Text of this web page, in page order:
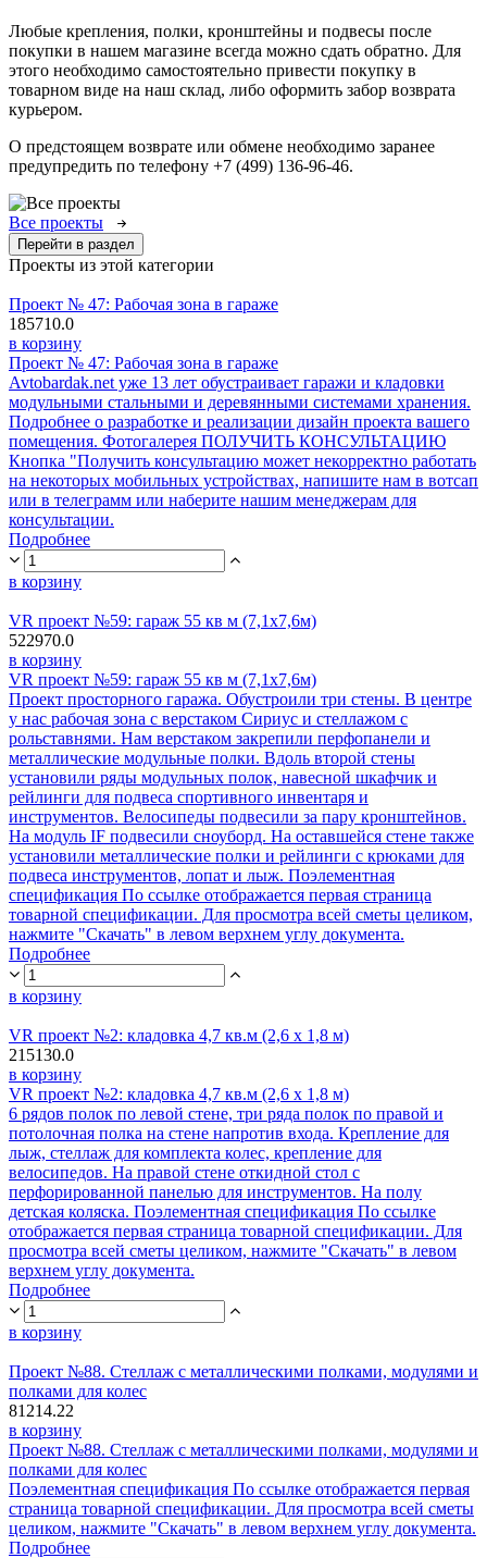
Любые крепления, полки, кронштейны и подвесы после
покупки в нашем магазине всегда можно сдать обратно. Для
этого необходимо самостоятельно привести покупку в
товарном виде на наш склад, либо оформить забор возврата
курьером.
О предстоящем возврате или обмене необходимо заранее
предупредить по телефону +7 (499) 136-96-46.
Все проекты
Перейти в раздел
Проекты из этой категории
Проект № 47: Рабочая зона в гараже
185710.0
в корзину
Проект № 47: Рабочая зона в гараже
Avtobardak.net уже 13 лет обустраивает гаражи и кладовки
модульными стальными и деревянными системами хранения.
Подробнее о разработке и реализации дизайн проекта вашего
помещения. Фотогалерея ПОЛУЧИТЬ КОНСУЛЬТАЦИЮ
Кнопка "Получить консультацию может некорректно работать
на некоторых мобильных устройствах, напишите нам в вотсап
или в телеграмм или наберите нашим менеджерам для
консультации.
Подробнее
в корзину
VR проект №59: гараж 55 кв м (7,1х7,6м)
522970.0
в корзину
VR проект №59: гараж 55 кв м (7,1х7,6м)
Проект просторного гаража. Обустроили три стены. В центре
у нас рабочая зона с верстаком Сириус и стеллажом с
рольставнями. Нам верстаком закрепили перфопанели и
металлические модульные полки. Вдоль второй стены
установили ряды модульных полок, навесной шкафчик и
рейлинги для подвеса спортивного инвентаря и
инструментов. Велосипеды подвесили за пару кронштейнов.
На модуль IF подвесили сноуборд. На оставшейся стене также
установили металлические полки и рейлинги с крюками для
подвеса инструментов, лопат и лыж. Поэлементная
спецификация По ссылке отображается первая страница
товарной спецификации. Для просмотра всей сметы целиком,
нажмите "Скачать" в левом верхнем углу документа.
Подробнее
в корзину
VR проект №2: кладовка 4,7 кв.м (2,6 х 1,8 м)
215130.0
в корзину
VR проект №2: кладовка 4,7 кв.м (2,6 х 1,8 м)
6 рядов полок по левой стене, три ряда полок по правой и
потолочная полка на стене напротив входа. Крепление для
лыж, стеллаж для комплекта колес, крепление для
велосипедов. На правой стене откидной стол с
перфорированной панелью для инструментов. На полу
детская коляска. Поэлементная спецификация По ссылке
отображается первая страница товарной спецификации. Для
просмотра всей сметы целиком, нажмите "Скачать" в левом
верхнем углу документа.
Подробнее
в корзину
Проект №88. Стеллаж с металлическими полками, модулями и
полками для колес
81214.22
в корзину
Проект №88. Стеллаж с металлическими полками, модулями и
полками для колес
Поэлементная спецификация По ссылке отображается первая
страница товарной спецификации. Для просмотра всей сметы
целиком, нажмите "Скачать" в левом верхнем углу документа.
Подробнее